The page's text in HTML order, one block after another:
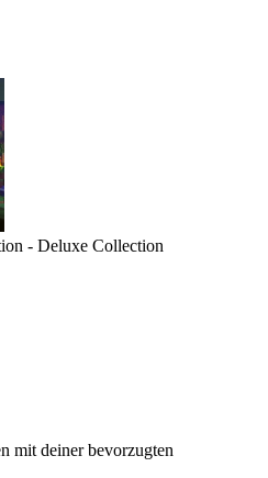
- Deluxe Collection
mit deiner bevorzugten